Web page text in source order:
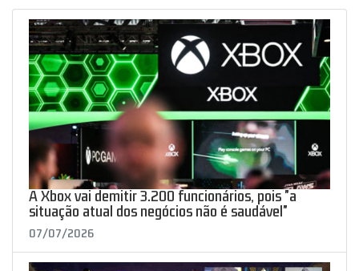
A Xbox vai demitir 3.200 funcionários, pois "a
situação atual dos negócios não é saudável"
07/07/2026